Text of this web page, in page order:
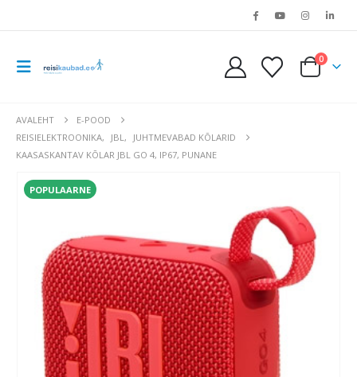
0
AVALEHT
E-POOD
REISIELEKTROONIKA, JBL,
JUHTMEVABAD KÕLARID
KAASASKANTAV KÕLAR JBL GO 4, IP67, PUNANE
POPULAARNE